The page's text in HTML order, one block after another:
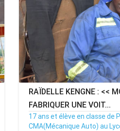
RAÏDELLE KENGNE : <<
FABRIQUER UNE VOIT...
17 ans et élève en classe de
CMA(Mécanique Auto) au